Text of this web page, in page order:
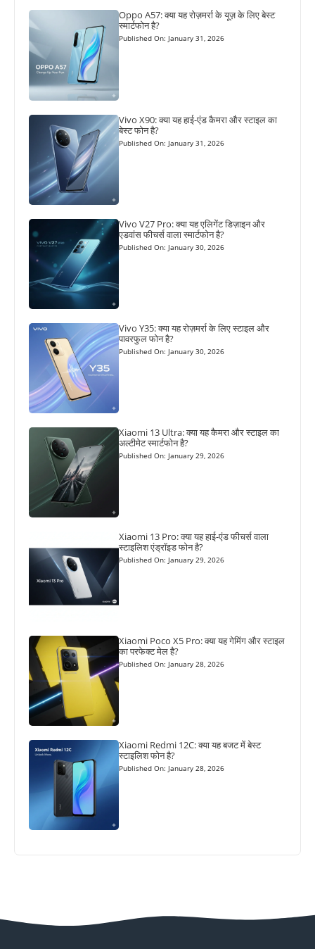
Oppo A57: क्या यह रोज़मर्रा के यूज़ के लिए बेस्ट
स्मार्टफोन है?
Published On: January 31, 2026
Vivo X90: क्या यह हाई-एंड कैमरा और स्टाइल का
बेस्ट फोन है?
Published On: January 31, 2026
Vivo V27 Pro: क्या यह एलिगेंट डिज़ाइन और
एडवांस फीचर्स वाला स्मार्टफोन है?
Published On: January 30, 2026
Vivo Y35: क्या यह रोज़मर्रा के लिए स्टाइल और
पावरफुल फोन है?
Published On: January 30, 2026
Xiaomi 13 Ultra: क्या यह कैमरा और स्टाइल का
अल्टीमेट स्मार्टफोन है?
Published On: January 29, 2026
Xiaomi 13 Pro: क्या यह हाई-एंड फीचर्स वाला
स्टाइलिश एंड्रॉइड फोन है?
Published On: January 29, 2026
Xiaomi Poco X5 Pro: क्या यह गेमिंग और स्टाइल
का परफेक्ट मेल है?
Published On: January 28, 2026
Xiaomi Redmi 12C: क्या यह बजट में बेस्ट
स्टाइलिश फोन है?
Published On: January 28, 2026